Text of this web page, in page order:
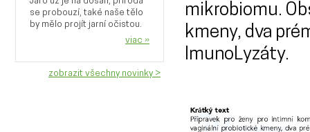
se probouzí, také naše tělo
by mělo projít jarní očistou.
viac »
zobrazit všechny novinky >
mikrobiomu.
kmeny, dva
ImunoLyzáty.